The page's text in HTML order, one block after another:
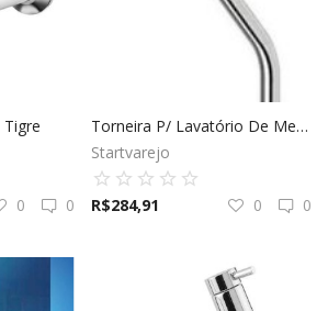
0
0
Torneira P/ Lavatório De Mesa Lóggica Bica Alta - Docol
Startvarejo
R$284,91 0
0